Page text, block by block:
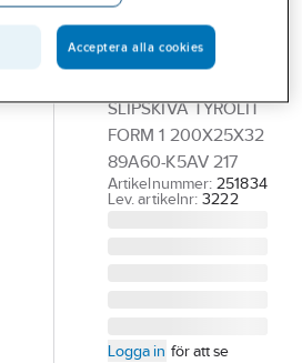
För
höglegerat
stål och HHS
SLIPSKIVA TYROLIT
FORM 1 200X25X32
89A60-K5AV 217
Artikelnummer: 251834
Lev. artikelnr: 3222
Logga in för att se
Acceptera alla cookies